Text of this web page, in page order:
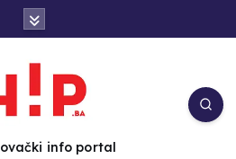
info portal